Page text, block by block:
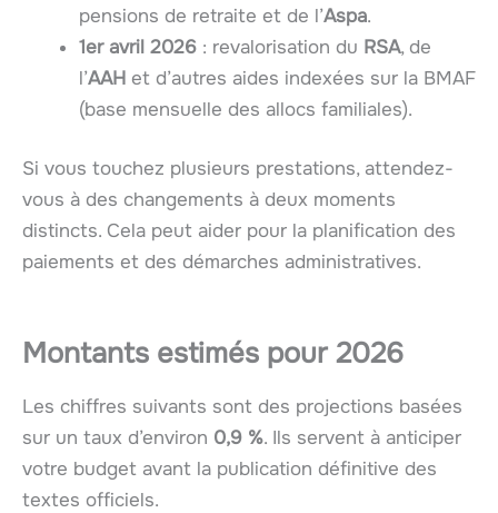
pensions de retraite et de l’Aspa.
1er avril 2026 : revalorisation du RSA, de
l’AAH et d’autres aides indexées sur la BMAF
(base mensuelle des allocs familiales).
Si vous touchez plusieurs prestations, attendez-
vous à des changements à deux moments
distincts. Cela peut aider pour la planification des
paiements et des démarches administratives.
Montants estimés pour 2026
Les chiffres suivants sont des projections basées
sur un taux d’environ 0,9 %. Ils servent à anticiper
votre budget avant la publication définitive des
textes officiels.